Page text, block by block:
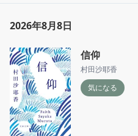
2026年8月8日
信仰
村田沙耶香
気になる